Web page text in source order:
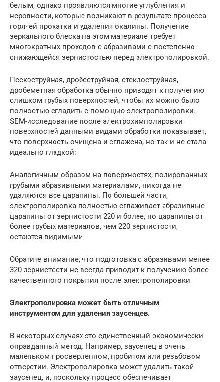
белым, однако проявляются многие углубления и
неровности, которые возникают в результате процесса
горячей прокатки и удаления окалины. Получение
зеркального блеска на этом материале требует
многократных проходов с абразивами с постепенно
снижающейся зернистостью перед электрополировкой.
Пескоструйная, дробеструйная, стеклоструйная,
дробеметная обработка обычно приводят к получению
слишком грубых поверхностей, чтобы их можно было
полностью сгладить с помощью электрополировки.
SEM-исследование после электрохимполировки
поверхностей данными видами обработки показывает,
что поверхность очищена и сглажена, но так и не стала
идеально гладкой:
Аналогичным образом на поверхностях, полированных
грубыми абразивными материалами, никогда не
удаляются все царапины. По большей части,
электрополировка полностью сглаживает абразивные
царапины от зернистости 220 и более, но царапины от
более грубых материалов, чем 220 зернистости,
остаются видимыми
Обратите внимание, что подготовка с абразивами менее
320 зернистости не всегда приводит к получению более
качественного покрытия после электрополировки
Электрополировка может быть отличным
инструментом для удаления заусенцев.
В некоторых случаях это единственный экономически
оправданный метод. Например, заусенец в очень
маленьком просверленном, пробитом или резьбовом
отверстии. Электрополировка может удалить такой
заусенец, и, поскольку процесс обеспечивает